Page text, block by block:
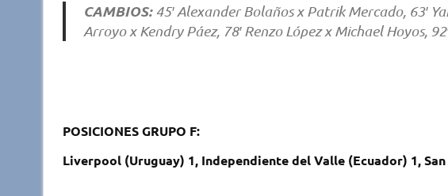
CAMBIOS:45′ Alexander Bolaños x Patrik Mercado, 63′
Arroyo x Kendry Páez, 78′ Renzo López x Michael Hoyos,
POSICIONES GRUPO F:
Liverpool (Uruguay) 1, Independiente del Valle (Ecuador) 1,